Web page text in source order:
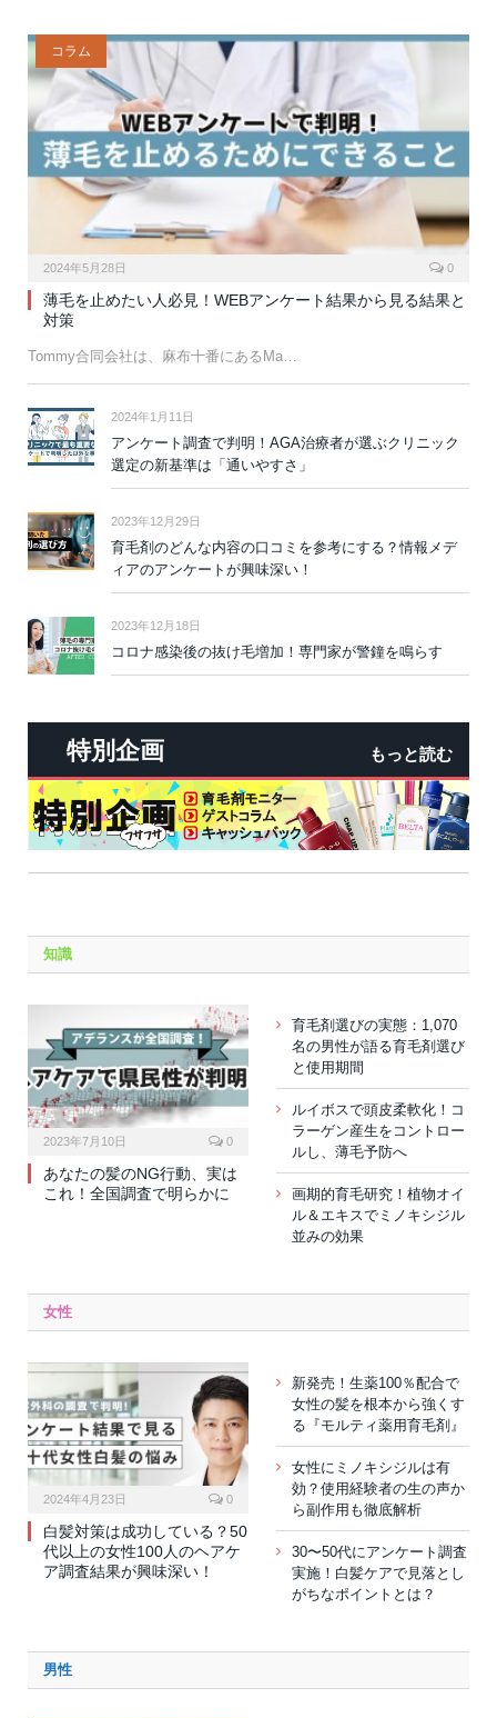
コラム
2024年5月28日 0
薄毛を止めたい人必見！WEBアンケート結果から見る結果と
対策
Tommy合同会社は、麻布十番にあるMa…
2024年1月11日
アンケート調査で判明！AGA治療者が選ぶクリニック
選定の新基準は「通いやすさ」
2023年12月29日
育毛剤のどんな内容の口コミを参考にする？情報メデ
ィアのアンケートが興味深い！
2023年12月18日
コロナ感染後の抜け毛増加！専門家が警鐘を鳴らす
特別企画 もっと読む
知識
2023年7月10日 0
あなたの髪のNG行動、実は
これ！全国調査で明らかに
育毛剤選びの実態：1,070
名の男性が語る育毛剤選び
と使用期間
ルイボスで頭皮柔軟化！コ
ラーゲン産生をコントロー
ルし、薄毛予防へ
画期的育毛研究！植物オイ
ル＆エキスでミノキシジル
並みの効果
女性
2024年4月23日 0
白髪対策は成功している？50
代以上の女性100人のヘアケ
ア調査結果が興味深い！
新発売！生薬100％配合で
女性の髪を根本から強くす
る『モルティ薬用育毛剤』
女性にミノキシジルは有
効？使用経験者の生の声か
ら副作用も徹底解析
30〜50代にアンケート調査
実施！白髪ケアで見落とし
がちなポイントとは？
男性